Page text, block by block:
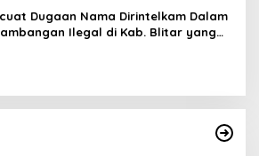
Dugaan Nama Dirintelkam Dalam
Ilegal di Kab. Blitar yang